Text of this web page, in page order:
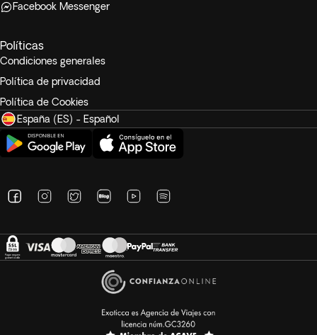
Facebook Messenger
Políticas
Condiciones generales
Política de privacidad
Política de Cookies
España (ES) - Español